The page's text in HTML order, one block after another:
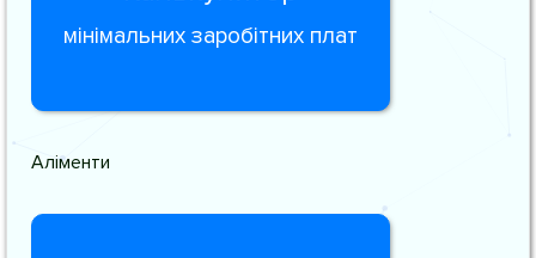
мінімальних заробітних плат
Аліменти